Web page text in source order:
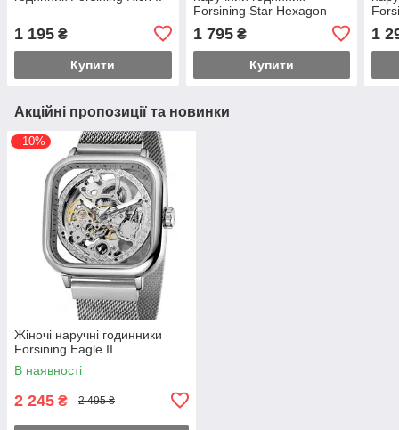
1 195 ₴
Купити
Forsining Star Hexagon
1 795₴
Купити
1
Акційні пропозиції та новинки
–10%
Жіночі наручні годинники
Forsining Eagle II
В наявності
2 245 ₴ 2 495 ₴